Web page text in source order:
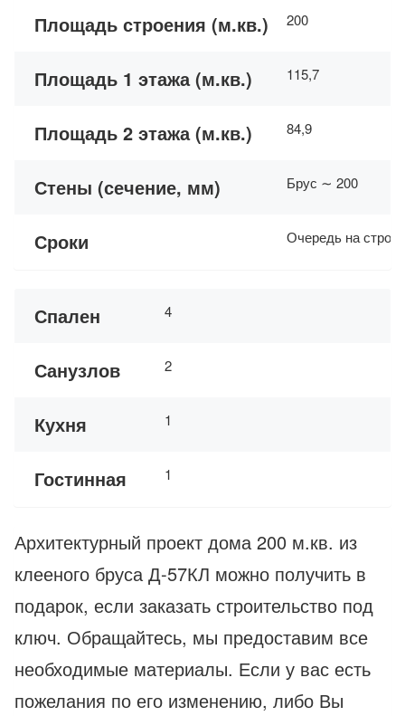
Площадь строения (м.кв.) 200
Площадь 1 этажа (м.кв.) 115,7
Площадь 2 этажа (м.кв.) 84,9
Стены (сечение, мм) Брус ∼ 200
Сроки Очередь на
Спален 4
Санузлов 2
Кухня 1
Гостинная 1
Архитектурный проект дома 200 м.кв. из
клееного бруса Д-57КЛ можно получить в
подарок, если заказать строительство под
ключ. Обращайтесь, мы предоставим все
необходимые материалы. Если у вас есть
пожелания по его изменению, либо Вы